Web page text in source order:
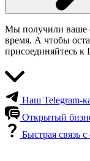
Мы получили ваше
время. А чтобы
присоединяйтесь
Наш Telegram-
Открытый
Быстрая связь